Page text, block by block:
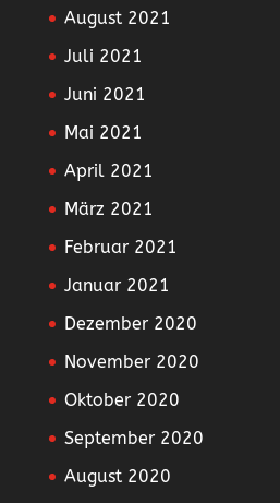
August 2021
Juli 2021
Juni 2021
Mai 2021
April 2021
März 2021
Februar 2021
Januar 2021
Dezember 2020
November 2020
Oktober 2020
September 2020
August 2020